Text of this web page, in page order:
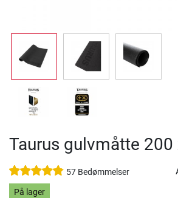
Taurus gulvmåtte
57 Bedømmelser
På lager